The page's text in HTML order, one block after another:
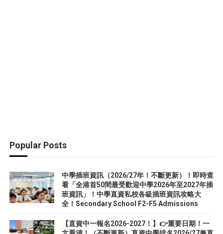
Popular Posts
中學插班資訊（2026/27年！不斷更新）！即時查
看「全港首50間最受歡迎中學2026年至2027年插
班資訊」！中學直資私校各級插班資訊攻略大
全！Secondary School F2-F5 Admissions
【直資中一報名2026-2027！】👉重要日期！一